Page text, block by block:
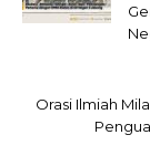
Orasi Ilmiah